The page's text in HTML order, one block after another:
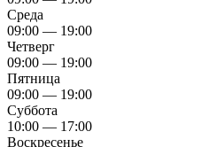
Среда
09:00 — 19:00
Четверг
09:00 — 19:00
Пятница
09:00 — 19:00
Суббота
10:00 — 17:00
Воскресенье